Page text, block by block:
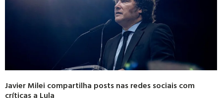
Javier Milei compartilha posts nas redes sociais com
críticas a Lula